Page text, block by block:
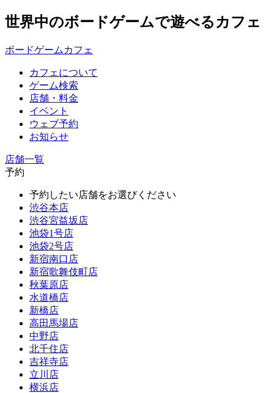
世界中のボードゲームで遊べるカフェ
ボードゲームカフェ
カフェについて
ゲーム検索
店舗・料金
イベント
ウェブ予約
お知らせ
店舗一覧
予約
予約したい店舗をお選びください
渋谷本店
渋谷宮益坂店
池袋1号店
池袋2号店
新宿南口店
新宿歌舞伎町店
秋葉原店
水道橋店
新橋店
高田馬場店
中野店
北千住店
吉祥寺店
立川店
横浜店